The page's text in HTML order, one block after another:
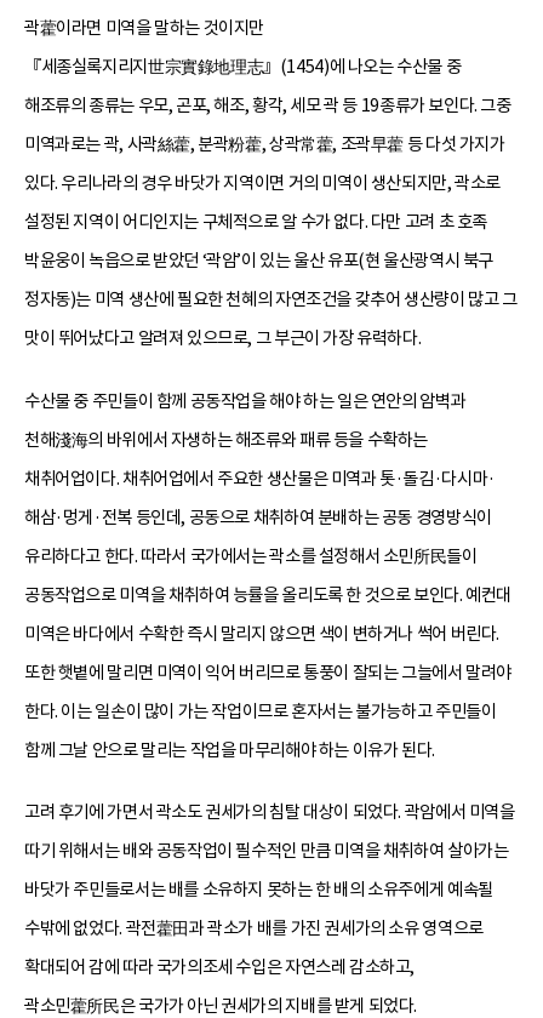
곽藿이라면 미역을 말하는 것이지만
『세종실록지리지世宗實錄地理志』(1454)에 나오는 수산물 중
해조류의 종류는 우모, 곤포, 해조, 황각, 세모 곽 등 19종류가 보인다. 그중
미역과로는 곽, 사곽絲藿, 분곽粉藿, 상곽常藿, 조곽早藿 등 다섯 가지가
있다. 우리나라의 경우 바닷가 지역이면 거의 미역이 생산되지만, 곽소로
설정된 지역이 어디인지는 구체적으로 알 수가 없다. 다만 고려 초 호족
박윤웅이 녹읍으로 받았던 ‘곽암’이 있는 울산 유포(현 울산광역시 북구
정자동)는 미역 생산에 필요한 천혜의 자연조건을 갖추어 생산량이 많고 그
맛이 뛰어났다고 알려져 있으므로, 그 부근이 가장 유력하다.
수산물 중 주민들이 함께 공동작업을 해야 하는 일은 연안의 암벽과
천해淺海의 바위에서 자생하는 해조류와 패류 등을 수확하는
채취어업이다. 채취어업에서 주요한 생산물은 미역과 톳·돌김·다시마·
해삼·멍게·전복 등인데, 공동으로 채취하여 분배하는 공동 경영방식이
유리하다고 한다. 따라서 국가에서는 곽소를 설정해서 소민所民들이
공동작업으로 미역을 채취하여 능률을 올리도록 한 것으로 보인다. 예컨대
미역은 바다에서 수확한 즉시 말리지 않으면 색이 변하거나 썩어 버린다.
또한 햇볕에 말리면 미역이 익어 버리므로 통풍이 잘되는 그늘에서 말려야
한다. 이는 일손이 많이 가는 작업이므로 혼자서는 불가능하고 주민들이
함께 그날 안으로 말리는 작업을 마무리해야 하는 이유가 된다.
고려 후기에 가면서 곽소도 권세가의 침탈 대상이 되었다. 곽암에서 미역을
따기 위해서는 배와 공동작업이 필수적인 만큼 미역을 채취하여 살아가는
바닷가 주민들로서는 배를 소유하지 못하는 한 배의 소유주에게 예속될
수밖에 없었다. 곽전藿田과 곽소가 배를 가진 권세가의 소유 영역으로
확대되어 감에 따라 국가의조세 수입은 자연스레 감소하고,
곽소민藿所民은 국가가 아닌 권세가의 지배를 받게 되었다.